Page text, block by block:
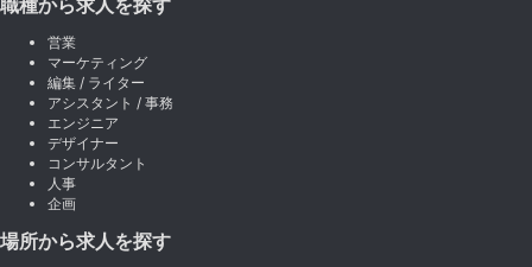
営業
マーケティング
編集 / ライター
アシスタント / 事務
エンジニア
デザイナー
コンサルタント
人事
企画
場所から求人を探す